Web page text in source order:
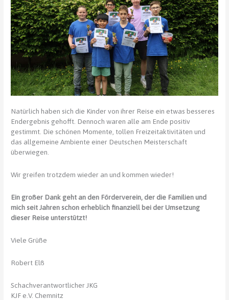
Natürlich haben sich die Kinder von ihrer Reise ein etwas besseres
Endergebnis gehofft. Dennoch waren alle am Ende positiv
gestimmt. Die schönen Momente, tollen Freizeitaktivitäten und
das allgemeine Ambiente einer Deutschen Meisterschaft
überwiegen.
Wir greifen trotzdem wieder an und kommen wieder!
Ein großer Dank geht an den Förderverein, der die Familien und
mich seit Jahren schon erheblich finanziell bei der Umsetzung
dieser Reise unterstützt!
Viele Grüße
Robert Elß
Schachverantwortlicher JKG
KJF e.V. Chemnitz